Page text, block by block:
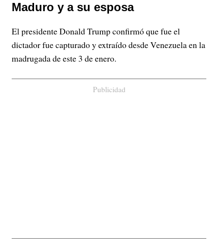
Maduro y a su esposa
El presidente Donald Trump confirmó que fue el
dictador fue capturado y extraído desde Venezuela en la
madrugada de este 3 de enero.
Publicidad